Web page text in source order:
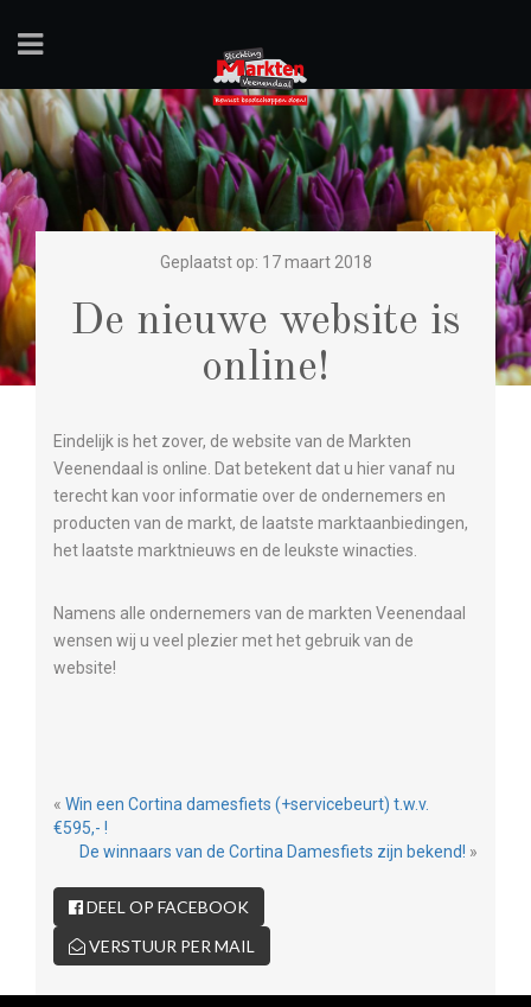
Geplaatst op: 17 maart 2018
De nieuwe website is
online!
Eindelijk is het zover, de website van de Markten
Veenendaal is online. Dat betekent dat u hier vanaf nu
terecht kan voor informatie over de ondernemers en
producten van de markt, de laatste marktaanbiedingen,
het laatste marktnieuws en de leukste winacties.
Namens alle ondernemers van de markten Veenendaal
wensen wij u veel plezier met het gebruik van de
website!
« Win een Cortina damesfiets (+servicebeurt) t.w.v.
€595,- !
De winnaars van de Cortina Damesfiets zijn bekend! »
DEEL OP FACEBOOK
VERSTUUR PER MAIL